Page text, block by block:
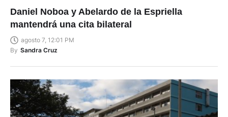
Daniel Noboa y Abelardo de la Espriella
mantendrá una cita bilateral
agosto 7, 12:01 PM
By Sandra Cruz